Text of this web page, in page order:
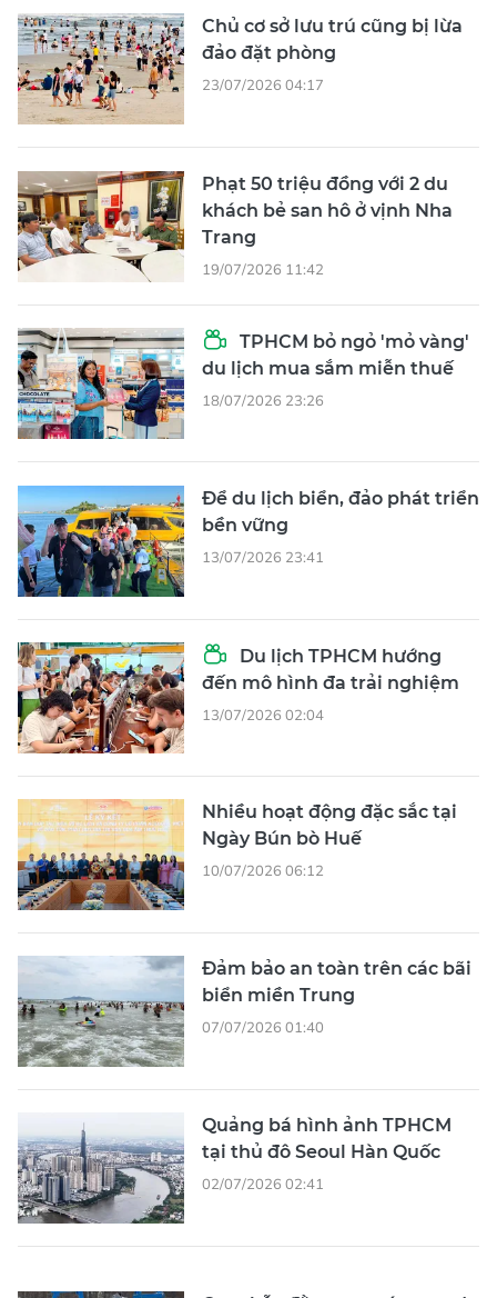
Chủ cơ sở lưu trú cũng bị lừa
đảo đặt phòng
23/07/2026 04:17
Phạt 50 triệu đồng với 2 du
khách bẻ san hô ở vịnh Nha
Trang
19/07/2026 11:42
TPHCM bỏ ngỏ 'mỏ vàng'
du lịch mua sắm miễn thuế
18/07/2026 23:26
Để du lịch biển, đảo phát triển
bền vững
13/07/2026 23:41
Du lịch TPHCM hướng
đến mô hình đa trải nghiệm
13/07/2026 02:04
Nhiều hoạt động đặc sắc tại
Ngày Bún bò Huế
10/07/2026 06:12
Đảm bảo an toàn trên các bãi
biển miền Trung
07/07/2026 01:40
Quảng bá hình ảnh TPHCM
tại thủ đô Seoul Hàn Quốc
02/07/2026 02:41